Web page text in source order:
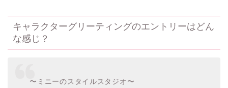
キャラクターグリーティングのエントリーはどん
な感じ？
〜ミニーのスタイルスタジオ〜